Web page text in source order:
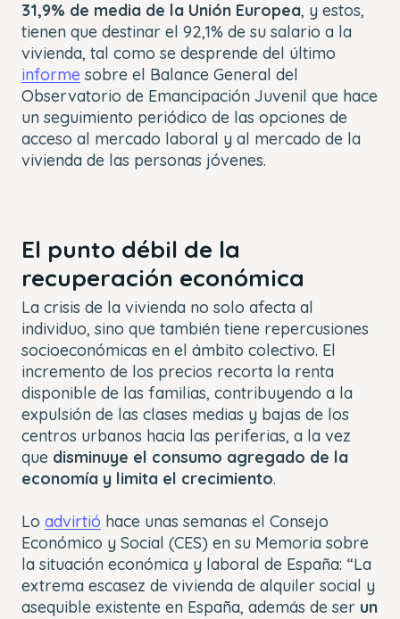
31,9% de media de la Unión Europea, y estos,
tienen que destinar el 92,1% de su salario a la
vivienda, tal como se desprende del último
informe sobre el Balance General del
Observatorio de Emancipación Juvenil que hace
un seguimiento periódico de las opciones de
acceso al mercado laboral y al mercado de la
vivienda de las personas jóvenes.
El punto débil de la
recuperación económica
La crisis de la vivienda no solo afecta al
individuo, sino que también tiene repercusiones
socioeconómicas en el ámbito colectivo. El
incremento de los precios recorta la renta
disponible de las familias, contribuyendo a la
expulsión de las clases medias y bajas de los
centros urbanos hacia las periferias, a la vez
que disminuye el consumo agregado de la
economía y limita el crecimiento.
Lo advirtió hace unas semanas el Consejo
Económico y Social (CES) en su Memoria sobre
la situación económica y laboral de España: “La
extrema escasez de vivienda de alquiler social y
asequible existente en España, además de ser un